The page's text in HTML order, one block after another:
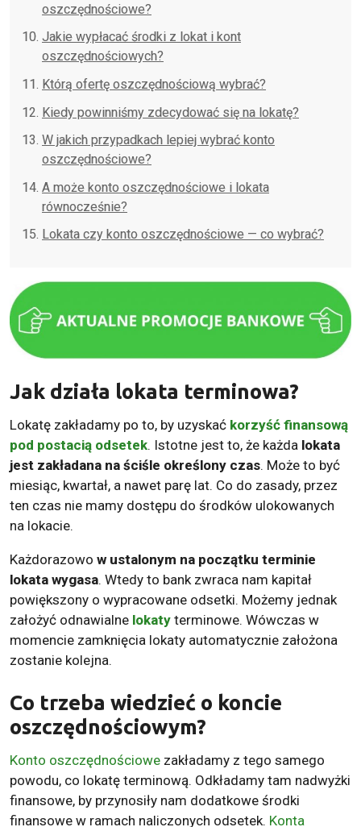
oszczędnościowe?
Jakie wypłacać środki z lokat i kont
oszczędnościowych?
Którą ofertę oszczędnościową wybrać?
Kiedy powinniśmy zdecydować się na lokatę?
W jakich przypadkach lepiej wybrać konto
oszczędnościowe?
A może konto oszczędnościowe i lokata
równocześnie?
Lokata czy konto oszczędnościowe — co wybrać?
Jak działa lokata terminowa?
Lokatę zakładamy po to, by uzyskać korzyść finansową
pod postacią odsetek. Istotne jest to, że każda lokata
jest zakładana na ściśle określony czas. Może to być
miesiąc, kwartał, a nawet parę lat. Co do zasady, przez
ten czas nie mamy dostępu do środków ulokowanych
na lokacie.
Każdorazowo w ustalonym na początku terminie
lokata wygasa. Wtedy to bank zwraca nam kapitał
powiększony o wypracowane odsetki. Możemy jednak
założyć odnawialne lokaty terminowe. Wówczas w
momencie zamknięcia lokaty automatycznie założona
zostanie kolejna.
Co trzeba wiedzieć o koncie
oszczędnościowym?
Konto oszczędnościowe zakładamy z tego samego
powodu, co lokatę terminową. Odkładamy tam nadwyżki
finansowe, by przynosiły nam dodatkowe środki
finansowe w ramach naliczonych odsetek. Konta